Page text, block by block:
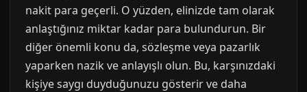
nakit para geçerli. O yüzden, elinizde tam olarak
anlaştığınız miktar kadar para bulundurun. Bir
diğer önemli konu da, sözleşme veya pazarlık
yaparken nazik ve anlayışlı olun. Bu, karşınızdaki
kişiye saygı duyduğunuzu gösterir ve daha